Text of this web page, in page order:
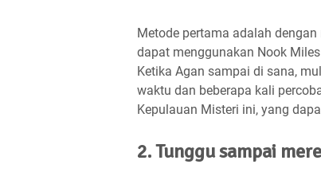
Metode pertama adalah
dapat menggunakan Nook
Ketika Agan sampai di sana,
waktu dan beberapa kali
Kepulauan Misteri ini, yang
2. Tunggu sampai